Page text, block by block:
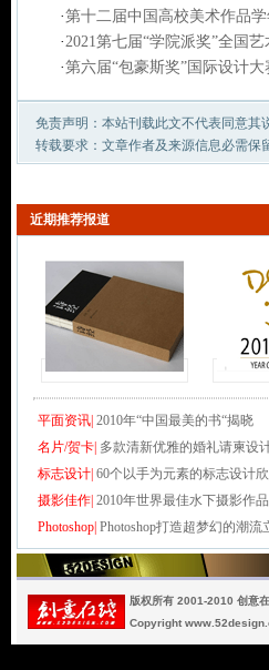
·第十二届中国高校美术作品
·2021第七届“学院派奖”全国
·第六届“包豪斯奖”国际设计
免责声明：本站刊载此文不代表同意其
转载要求：文章作者及来源信息必需保
近期推荐报道
平面资讯| 2010年“中国最美的书“揭晓
名片/贺卡| 多款清新优雅的婚礼请柬设
标志设计| 60个以手为元素的标志设计
摄影佳作| 2010年世界最佳水下摄影作
Photoshop| Photoshop打造超梦幻的潮流
版权所有 2001-2010 创意
Copyright